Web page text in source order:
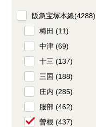
阪急宝塚本線(4288)
梅田 (11)
中津 (69)
十三 (137)
三国 (188)
庄内 (285)
服部 (462)
曽根 (437)